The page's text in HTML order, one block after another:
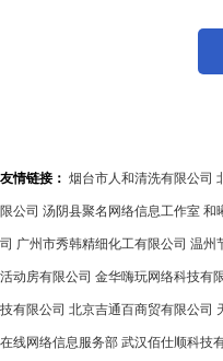
友情链接： 烟台市人和清洗有限公司
限公司 汤阴县聚名网络信息工作室 和
司 广州市秀韩精细化工有限公司 温州
活动房有限公司 金华嗨玩网络科技有
技有限公司 北京吉通百商贸有限公司
在线网络信息服务部 武汉佰仕顺科技